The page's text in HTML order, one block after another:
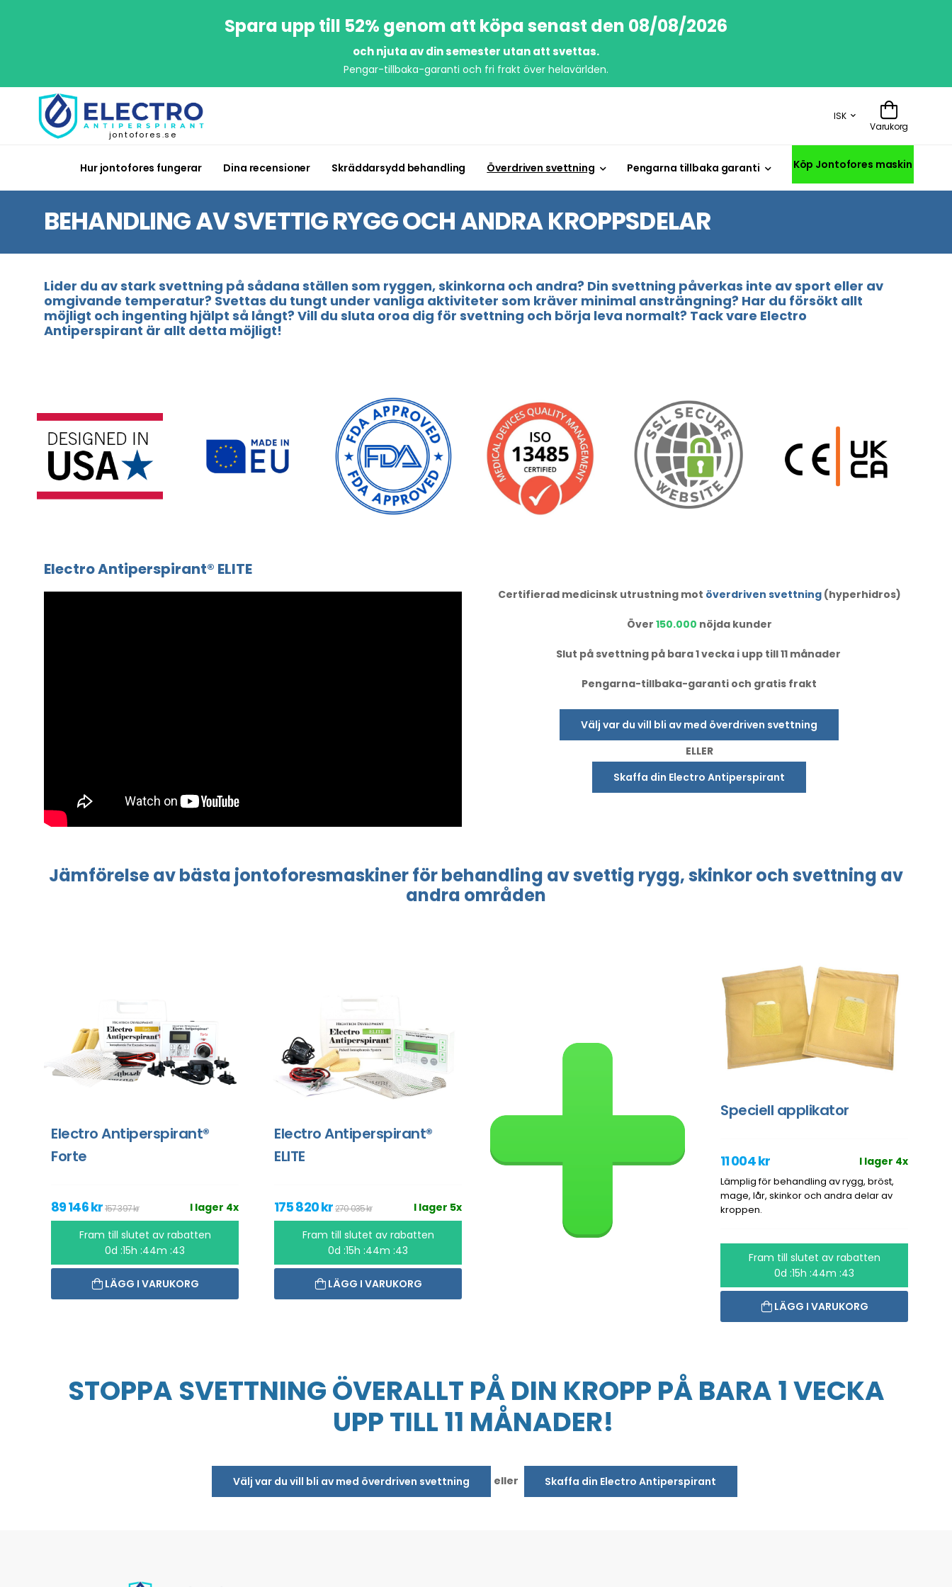
Spara upp till 52% genom att köpa senast den 08/08/2026
och njuta av din semester utan att svettas.
Pengar-tillbaka-garanti och fri frakt över helavärlden.
jontofores.se
ISK
Varukorg
Hur jontofores fungerar Dina recensioner Skräddarsydd behandling Överdriven svettning Pengarna tillbaka garanti Köp Jontofores maskin
BEHANDLING AV SVETTIG RYGG OCH ANDRA KROPPSDELAR
Lider du av stark svettning på sådana ställen som ryggen, skinkorna och andra? Din svettning påverkas inte av sport eller av
omgivande temperatur? Svettas du tungt under vanliga aktiviteter som kräver minimal ansträngning? Har du försökt allt
möjligt och ingenting hjälpt så långt? Vill du sluta oroa dig för svettning och börja leva normalt? Tack vare Electro
Antiperspirant är allt detta möjligt!
Electro Antiperspirant® ELITE
Certifierad medicinsk utrustning mot överdriven svettning(hyperhidros)
Över 150.000 nöjda kunder
Slut på svettning på bara 1 vecka i upp till 11 månader
Pengarna-tillbaka-garanti och gratis frakt
Välj var du vill bli av med överdriven svettning
ELLER
Skaffa din Electro Antiperspirant
Jämförelseav bästa jontoforesmaskinerför behandling av svettig rygg, skinkoroch svettning av
andra områden
Electro Antiperspirant®
Forte
I lager 4x
89 146 kr157 397 kr
Fram till slutet av rabatten
0d :15h :44m :43
LÄGG I VARUKORG
Electro Antiperspirant®
ELITE
I lager 5x
175 820 kr270 035 kr
Fram till slutet av rabatten
0d :15h :44m :43
LÄGG I VARUKORG
Speciell applikator
I lager 4x
11 004 kr
Lämplig för behandling av rygg, bröst,
mage, lår, skinkor och andra delar av
kroppen.
Fram till slutet av rabatten
0d :15h :44m :43
LÄGG I VARUKORG
STOPPA SVETTNING ÖVERALLT PÅ DIN KROPP PÅ BARA 1 VECKA
UPP TILL 11 MÅNADER!
Välj var du vill bli av med överdriven svettning eller Skaffa din Electro Antiperspirant